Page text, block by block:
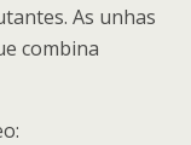
As unhas
combina